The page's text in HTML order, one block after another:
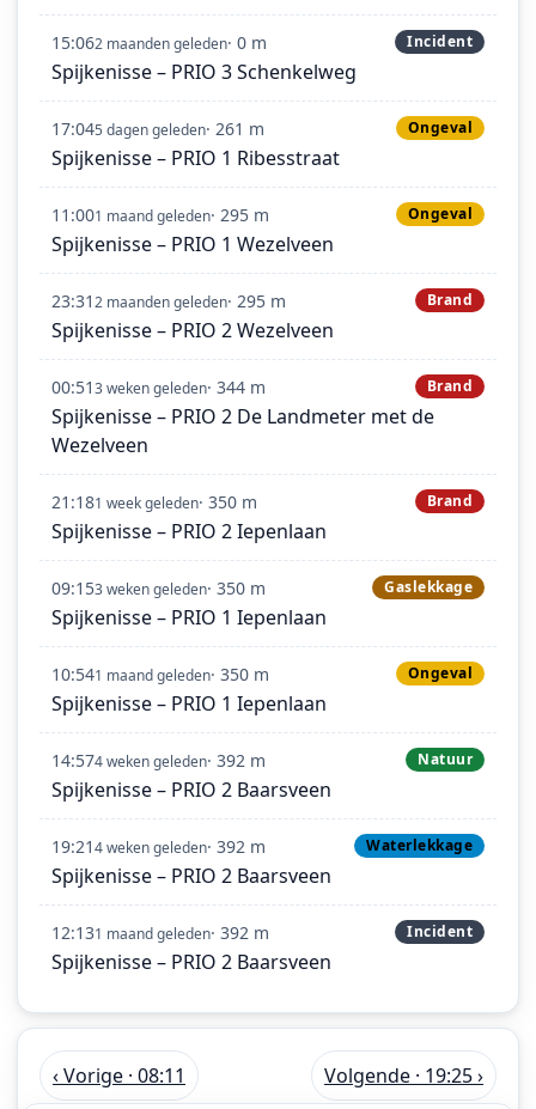
15:062 maanden geleden· 0 m Incident
Spijkenisse – PRIO 3 Schenkelweg
17:045 dagen geleden· 261 m Ongeval
Spijkenisse – PRIO 1 Ribesstraat
11:001 maand geleden· 295 m Ongeval
Spijkenisse – PRIO 1 Wezelveen
23:312 maanden geleden· 295 m Brand
Spijkenisse – PRIO 2 Wezelveen
00:513 weken geleden· 344 m Brand
Spijkenisse – PRIO 2 De Landmeter met de
Wezelveen
21:181 week geleden· 350 m Brand
Spijkenisse – PRIO 2 Iepenlaan
09:153 weken geleden· 350 m Gaslekkage
Spijkenisse – PRIO 1 Iepenlaan
10:541 maand geleden· 350 m Ongeval
Spijkenisse – PRIO 1 Iepenlaan
14:574 weken geleden· 392 m Natuur
Spijkenisse – PRIO 2 Baarsveen
19:214 weken geleden· 392 m Waterlekkage
Spijkenisse – PRIO 2 Baarsveen
12:131 maand geleden· 392 m Incident
Spijkenisse – PRIO 2 Baarsveen
‹ Vorige · 08:11 Volgende · 19:25 ›